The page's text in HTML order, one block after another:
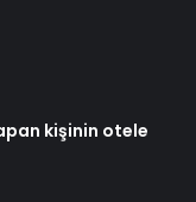
kişinin otele